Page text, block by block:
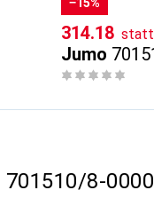
CHF
314.18 statt
Jumo
701510/8-